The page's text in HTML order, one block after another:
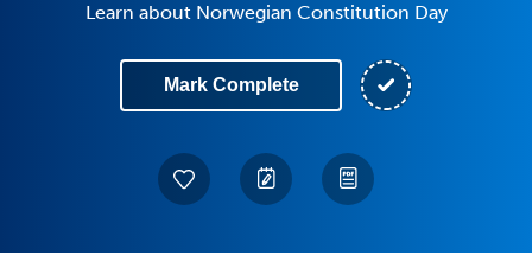
Learn about Norwegian Constitution Day
Mark Complete